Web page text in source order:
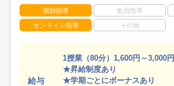
個別指導 集団指導
オンライン指導 その他
給与
1授業（80分）1,600円～3,000円
★昇給制度あり
★学期ごとにボーナスあり